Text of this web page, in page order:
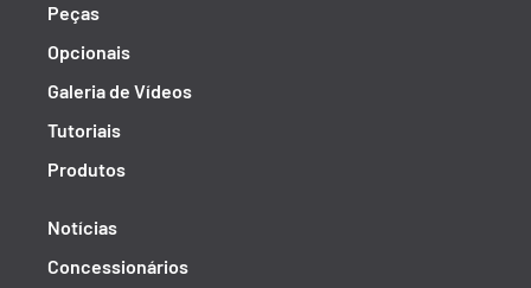
Peças
Opcionais
Galeria de Vídeos
Tutoriais
Produtos
Notícias
Concessionários